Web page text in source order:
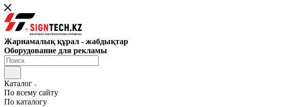
Жарнамалық құрал - жабдықтар
Оборудование для рекламы
Каталог
По всему сайту
По каталогу